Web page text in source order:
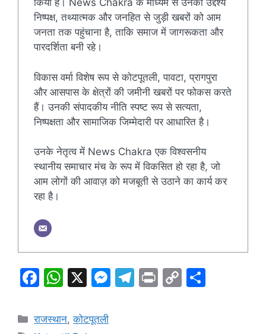
किया है। News Chakra के माध्यम से उनका उद्देश्य
निष्पक्ष, तथ्यात्मक और जनहित से जुड़ी खबरों को आम
जनता तक पहुंचाना है, ताकि समाज में जागरूकता और
पारदर्शिता बनी रहे।
विकास वर्मा विशेष रूप से कोटपूतली, पावटा, प्रागपुरा
और आसपास के क्षेत्रों की जमीनी खबरों पर फोकस करते
हैं। उनकी संपादकीय नीति स्पष्ट रूप से सत्यता,
निष्पक्षता और सामाजिक जिम्मेदारी पर आधारित है।
उनके नेतृत्व में News Chakra एक विश्वसनीय
स्थानीय समाचार मंच के रूप में विकसित हो रहा है, जो
आम लोगों की आवाज़ को मजबूती से उठाने का कार्य कर
रहा है।
F
c
W
at
X
M T
Pr C
Categories
राजस्थान,कोटपूतली